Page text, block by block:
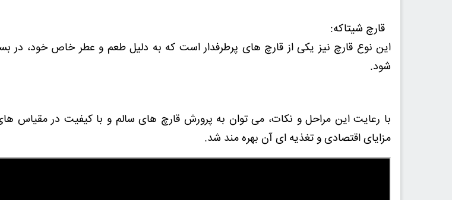
قارچ شیتاکه:
این نوع قارچ نیز یکی از قارچ های پرطرفدار است که به دلیل طعم و عطر خاص خود، در
شود.
با رعایت این مراحل و نکات، می توان به پرورش قارچ های سالم و با کیفیت در مقیاس
مزایای اقتصادی و تغذیه ای آن بهره مند شد.